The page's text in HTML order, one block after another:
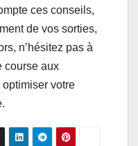
ces conseils,
de vos sorties,
n’hésitez pas à
course aux
votre